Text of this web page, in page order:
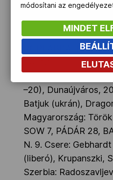
Hirdetés
RÖPLABDA, FÉRFI
BAJNOKI-
–20), Dunaújváros,
Batjuk (ukrán),
Magyarország:
SOW 7, PÁDÁR 28,
N. 9. Csere:
(liberó), Krupanszki,
Szerbia:
módosítani az
MINDET